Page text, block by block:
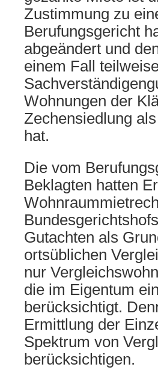
Zustimmung zu
Berufungsgericht
abgeändert und
einem Fall
Wohnungen der
Zechensiedlung
hat.
Die vom
Beklagten hatten
Gutachten als
ortsüblichen
nur
die im Eigentum
berücksichtigt.
Ermittlung der
Spektrum von
berücksichtigen.